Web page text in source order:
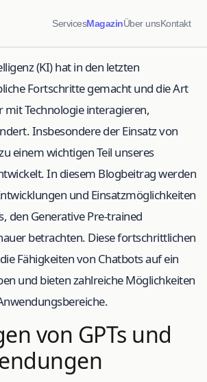
ServicesMagazinÜber unsKontakt
(KI) hat in den letzten
Fortschritte gemacht und die Art
mit Technologie interagieren,
Insbesondere der Einsatz von
einem wichtigen Teil unseres
In diesem Blogbeitrag werden
und Einsatzmöglichkeiten
den Generative Pre-trained
betrachten. Diese fortschrittlichen
Fähigkeiten von Chatbots auf ein
und bieten zahlreiche Möglichkeiten
von GPTs und